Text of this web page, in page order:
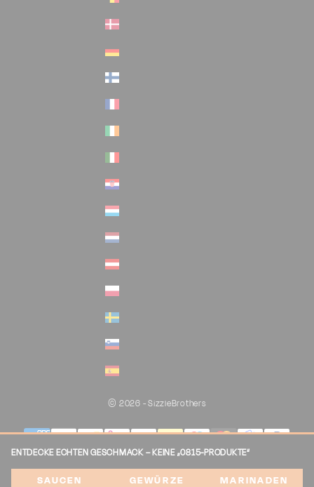
ENTDECKE ECHTEN GESCHMACK – KEINE „0815-PRODUKTE“
SAUCEN GEWÜRZE MARINADEN
© 2026 - SizzleBrothers